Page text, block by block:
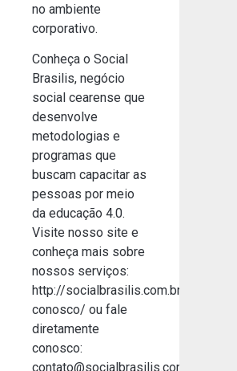
no ambiente
corporativo.
Conheça o Social
Brasilis, negócio
social cearense que
desenvolve
metodologias e
programas que
buscam capacitar as
pessoas por meio
da educação 4.0.
Visite nosso site e
conheça mais sobre
nossos serviços:
http://socialbrasilis.com.br/trabalhe-
conosco/ ou fale
diretamente
conosco:
contato@socialbrasilis.com.br